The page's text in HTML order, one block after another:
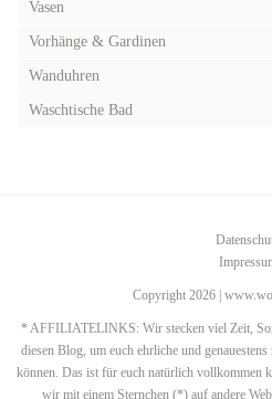
Vasen
Vorhänge & Gardinen
Wanduhren
Waschtische Bad
Copyright 2026 |
* AFFILIATELINKS: Wir stecken viel Zeit,
diesen Blog, um euch ehrliche und
können. Das ist für euch natürlich vollkommen
wir mit einem Sternchen (*) auf andere